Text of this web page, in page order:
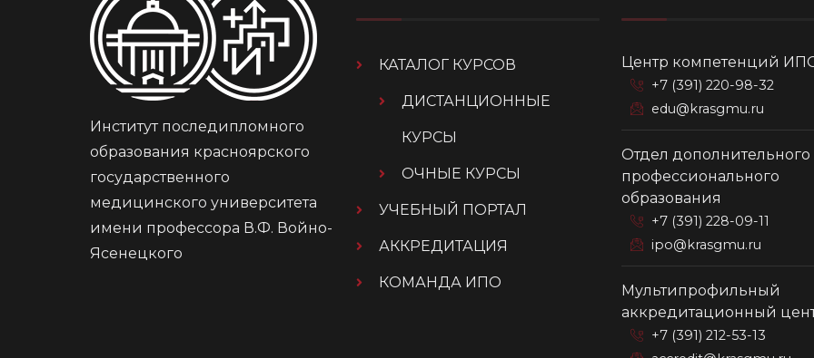
Институт последипломного
образования красноярского
государственного
медицинского университета
имени профессора В.Ф. Войно-
Ясенецкого
КАТАЛОГ КУРСОВ
ДИСТАНЦИОННЫЕ
КУРСЫ
ОЧНЫЕ КУРСЫ
УЧЕБНЫЙ ПОРТАЛ
АККРЕДИТАЦИЯ
КОМАНДА ИПО
Центр компетенций
+7 (391) 220-98-32
edu@krasgmu.ru
Отдел дополнительного
профессионального
образования
+7 (391) 228-09-11
ipo@krasgmu.ru
Мультипрофильный
аккредитационный
+7 (391) 212-53-13